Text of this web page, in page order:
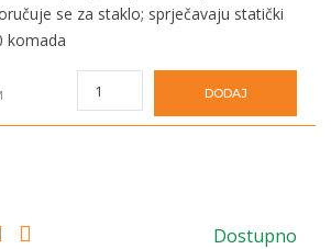
se za staklo; sprječavaju statički
komada
DODAJ
Dostupno